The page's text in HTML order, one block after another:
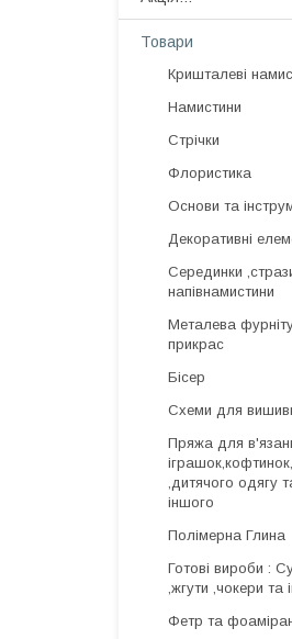
Товари
Кришталеві
Намистини
Стрічки
Флористика
Основи та
Декоративні
Серединки
напівнамистини
Металева
прикрас
Бісер
Схеми для
Пряжа для
,дитячого одягу
іншого
Полімерна Глина
Готові вироби :
,жгути ,чокери та
Фетр та